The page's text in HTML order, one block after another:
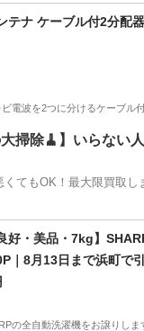
キッチン家電
テナ ケーブル付2分配
電波を2つに分けるケーブ
テレビ
大掃除🧹】いらない
くてもOK！最大限買取し
好・美品・7kg】
｜8月13日まで浜町で
の全自動洗濯機をお譲りし